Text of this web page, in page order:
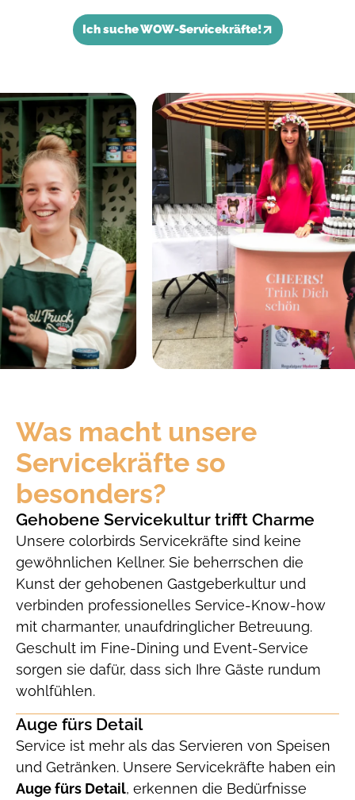
Ich suche WOW-Servicekräfte!
Was macht unsere
Service­kräfte so
besonders?
Gehobene Servicekultur trifft Charme
Unsere colorbirds Servicekräfte sind keine
gewöhnlichen Kellner. Sie beherrschen die
Kunst der gehobenen Gastgeberkultur und
verbinden professionelles Service-Know-how
mit charmanter, unaufdringlicher Betreuung.
Geschult im Fine-Dining und Event-Service
sorgen sie dafür, dass sich Ihre Gäste rundum
wohlfühlen.
Auge fürs Detail
Service ist mehr als das Servieren von Speisen
und Getränken. Unsere Servicekräfte haben ein
Auge fürs Detail, erkennen die Bedürfnisse